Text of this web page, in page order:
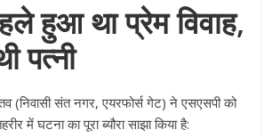
हुआ था प्रेम विवाह,
पत्नी
(निवासी संत नगर, एयरफोर्स गेट) ने एसएसपी को
में घटना का पूरा ब्यौरा साझा किया है: